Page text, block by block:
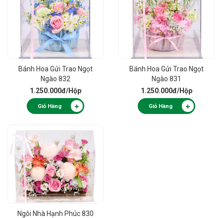
Bánh Hoa Gửi Trao Ngọt
Ngào 832
1.250.000đ/Hộp
Giỏ Hàng
Bánh Hoa Gửi Trao Ngọt
Ngào 831
1.250.000đ/Hộp
Giỏ Hàng
Ngôi Nhà Hạnh Phúc 830